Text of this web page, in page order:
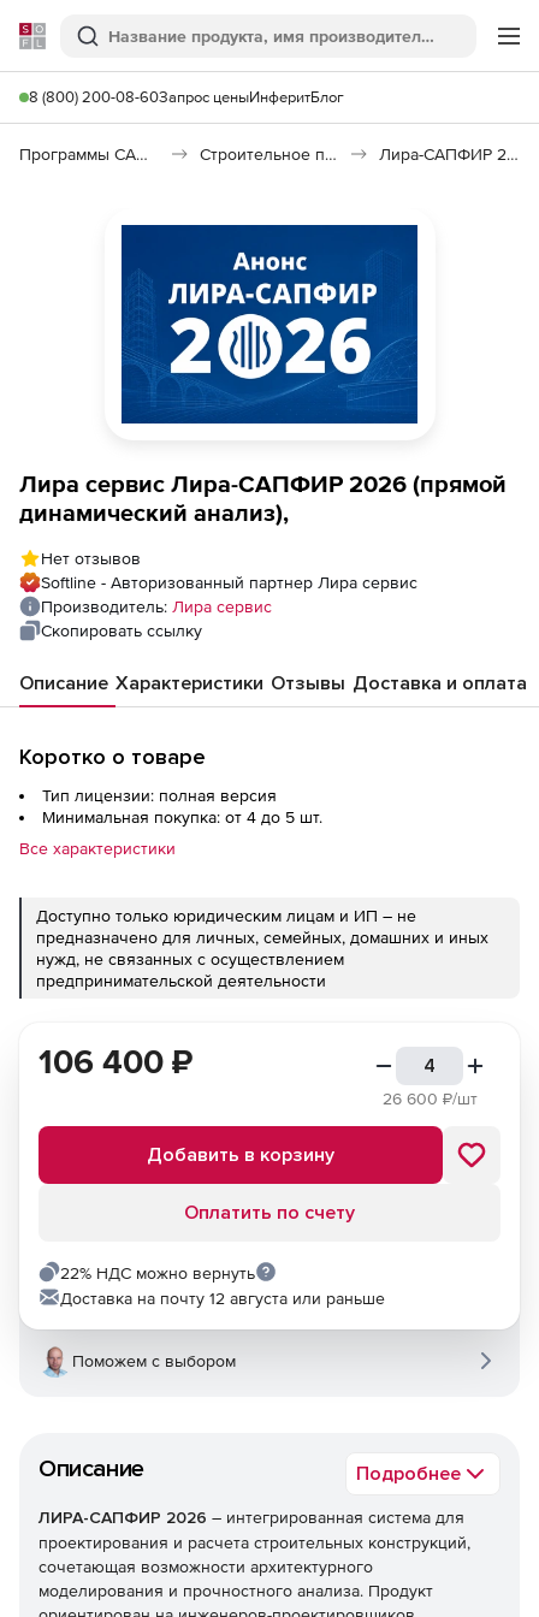
Softline
Поиск
8 (800) 200-08-60Запрос ценыИнферитБлог
Программы САПР и ГИС Строительное программное обеспечение Лира-САПФИР 2026
Лира сервис Лира-САПФИР 2026 (прямой
динамический анализ),
Нет отзывов
Softline - Авторизованный партнер Лира сервис
Производитель: Лира сервис
Скопировать ссылку
Описание Характеристики Отзывы Доставка и оплата
Коротко о товаре
Тип лицензии: полная версия
Минимальная покупка: от 4 до 5 шт.
Все характеристики
Доступно только юридическим лицам и ИП – не
предназначено для личных, семейных, домашних и иных
нужд, не связанных с осуществлением
предпринимательской деятельности
Описание Подробнее
ЛИРА-САПФИР 2026 – интегрированная система для
проектирования и расчета строительных конструкций,
сочетающая возможности архитектурного
моделирования и прочностного анализа. Продукт
106 400 ₽
26 600 ₽/шт
Добавить в корзину
Оплатить по счету
22% НДС можно вернуть
Доставка на почту 12 августа или раньше
Поможем с выбором